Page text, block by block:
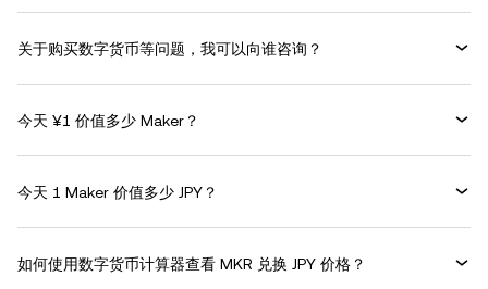
关于购买数字货币等问题，我可以向谁咨询？
今天 ¥1 价值多少 Maker？
今天 1 Maker 价值多少 JPY？
如何使用数字货币计算器查看 MKR 兑换 JPY 价格？